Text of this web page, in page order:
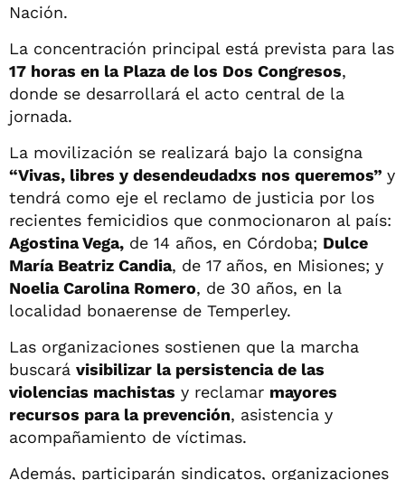
Nación.
La concentración principal está prevista para las
17 horas en la Plaza de los Dos Congresos,
donde se desarrollará el acto central de la
jornada.
La movilización se realizará bajo la consigna
“Vivas, libres y desendeudadxs nos queremos” y
tendrá como eje el reclamo de justicia por los
recientes femicidios que conmocionaron al país:
Agostina Vega, de 14 años, en Córdoba; Dulce
María Beatriz Candia, de 17 años, en Misiones; y
Noelia Carolina Romero, de 30 años, en la
localidad bonaerense de Temperley.
Las organizaciones sostienen que la marcha
buscará visibilizar la persistencia de las
violencias machistas y reclamar mayores
recursos para la prevención, asistencia y
acompañamiento de víctimas.
Además, participarán sindicatos, organizaciones